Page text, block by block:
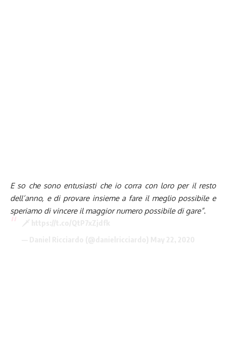
E so che sono entusiasti che io corra con loro per il resto
dell’anno, e di provare insieme a fare il meglio possibile e
speriamo di vincere il maggior numero possibile di gare”.